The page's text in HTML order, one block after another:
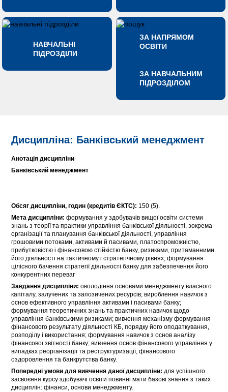
НАВЧАЛЬНІ
ПІДРОЗДІЛИ
ЗА НАПРЯМОМ
ОСВІТИ
ЗА НАВЧАЛЬНИМ
ПІДРОЗДІЛОМ
Дисципліна: Банківський менеджмент
Анотація дисципліни
Банківський менеджмент
Обсяг дисципліни, годин (кредитів ЄКТС): 150 (5).
Мета дисципліни: формування у здобувачів вищої освіти системи
знань з теорії та практики управління банківської діяльності, зокрема
організації та планування банківської діяльності, управління
грошовими потоками, активами й пасивами, платоспроможністю,
прибутковістю і фінансовою стійкістю банку, ризиками, притаманними
його діяльності на тактичному і стратегічному рівнях; формування
цілісного бачення стратегії діяльності банку для забезпечення його
конкурентних переваг
Завдання дисципліни: оволодіння основами менеджменту власного
капіталу, залучених та запозичених ресурсів; вироблення навичок з
основ ефективного управління активами і пасивами банку;
формування теоретичних знань та практичних навичок щодо
управління банківськими ризиками; вивчення механізму формування
фінансового результату діяльності КБ, порядку його оподаткування,
розподілу і використання; формування навичок з основ аналізу
фінансової звітності банку; вивчення основ фінансового управління у
випадках реорганізації та реструктуризації, фінансового
оздоровлення та банкрутства банку.
Попередні умови для вивчення даної дисципліни:для успішного
засвоєння курсу здобувачі освіти повинні мати базові знання з таких
дисциплін: фінанси, основи менеджменту.